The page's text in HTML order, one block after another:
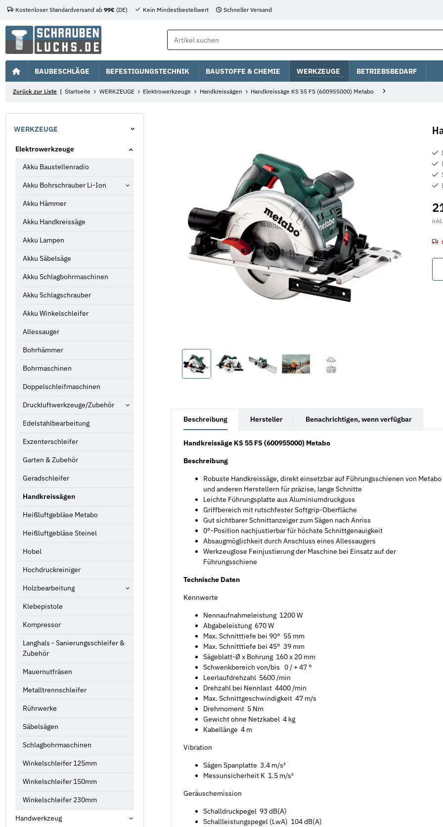
Kostenloser Standardversand ab 99€ (DE) Kein Mindestbestellwert Schneller Versand
BAUBESCHLÄGE BEFESTIGUNGSTECHNIK BAUSTOFFE & CHEMIE WERKZEUGE BETRIEBSBEDARF
Zurück zur Liste Startseite WERKZEUGE Elektrowerkzeuge Handkreissägen Handkreissäge KS 55 FS (600955000) Metabo
Beschreibung Hersteller Benachrichtigen, wenn verfügbar
Handkreissäge KS 55 FS (600955000) Metabo
Beschreibung
Robuste Handkreissäge, direkt einsetzbar auf Führungsschienen von Metabo
und anderen Herstellern für präzise, lange Schnitte
Leichte Führungsplatte aus Aluminiumdruckguss
Griffbereich mit rutschfester Softgrip-Oberfläche
Gut sichtbarer Schnittanzeiger zum Sägen nach Anriss
0°-Position nachjustierbar für höchste Schnittgenauigkeit
Absaugmöglichkeit durch Anschluss eines Allessaugers
Werkzeuglose Feinjustierung der Maschine bei Einsatz auf der
Führungsschiene
Technische Daten
Kennwerte
Nennaufnahmeleistung 1200 W
Abgabeleistung 670 W
Max. Schnitttiefe bei 90° 55 mm
Max. Schnitttiefe bei 45° 39 mm
Sägeblatt-Ø x Bohrung 160 x 20 mm
Schwenkbereich von/bis ‌ 0 / + 47 °
Leerlaufdrehzahl 5600 /min
Drehzahl bei Nennlast 4400 /min
Max. Schnittgeschwindigkeit 47 m/s
Drehmoment 5 Nm
Gewicht ohne Netzkabel 4 kg
Kabellänge 4 m
Vibration
Sägen Spanplatte 3.4 m/s²
Messunsicherheit K 1.5 m/s²
Geräuschemission
Schalldruckpegel 93 dB(A)
Schallleistungspegel (LwA) 104 dB(A)
WERKZEUGE
Elektrowerkzeuge
Akku Baustellenradio
Akku Bohrschrauber Li-Ion
Akku Hämmer
Akku Handkreissäge
Akku Lampen
Akku Säbelsäge
Akku Schlagbohrmaschinen
Akku Schlagschrauber
Akku Winkelschleifer
Allessauger
Bohrhämmer
Bohrmaschinen
Doppelschleifmaschinen
Druckluftwerkzeuge/Zubehör
Edelstahlbearbeitung
Exzenterschleifer
Garten & Zubehör
Geradschleifer
Handkreissägen
Heißluftgebläse Metabo
Heißluftgebläse Steinel
Hobel
Hochdruckreiniger
Holzbearbeitung
Klebepistole
Kompressor
Langhals - Sanierungsschleifer &
Zubehör
Mauernutfräsen
Metalltrennschleifer
Rührwerke
Säbelsägen
Schlagbohrmaschinen
Winkelschleifer 125mm
Winkelschleifer 150mm
Winkelschleifer 230mm
Handwerkzeug